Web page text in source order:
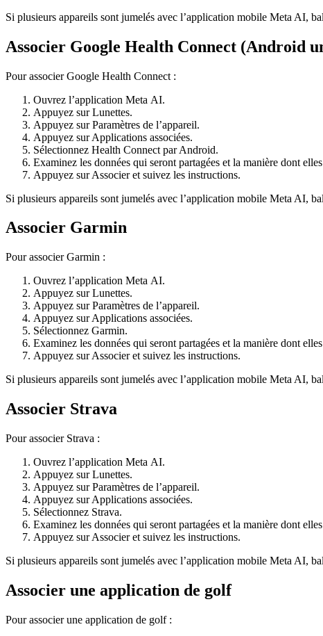
Si plusieurs appareils sont jumelés avec l’application mobile Meta AI,
Associer Google Health Connect (Android
Pour associer Google Health Connect :
Ouvrez l’application Meta AI.
Appuyez surLunettes.
Appuyez surParamètres de l’appareil.
Appuyez surApplications associées.
Sélectionnez Health Connect par Android.
Examinez les données qui seront partagées et la manière dont
Appuyez surAssocieret suivez les instructions.
Si plusieurs appareils sont jumelés avec l’application mobile Meta AI,
Associer Garmin
Pour associer Garmin :
Ouvrez l’application Meta AI.
Appuyez surLunettes.
Appuyez surParamètres de l’appareil.
Appuyez surApplications associées.
Sélectionnez Garmin.
Examinez les données qui seront partagées et la manière dont
Appuyez surAssocieret suivez les instructions.
Si plusieurs appareils sont jumelés avec l’application mobile Meta AI,
Associer Strava
Pour associer Strava :
Ouvrez l’application Meta AI.
Appuyez surLunettes.
Appuyez surParamètres de l’appareil.
Appuyez surApplications associées.
Sélectionnez Strava.
Examinez les données qui seront partagées et la manière dont
Appuyez surAssocieret suivez les instructions.
Si plusieurs appareils sont jumelés avec l’application mobile Meta AI,
Associer une application de golf
Pour associer une application de golf :